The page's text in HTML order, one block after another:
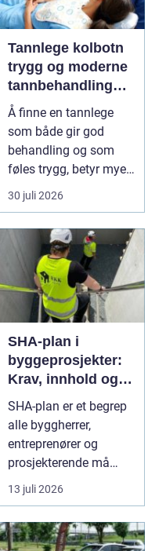
Tannlege kolbotn
trygg og moderne
tannbehandling
nær deg
Å finne en tannlege
som både gir god
behandling og som
føles trygg, betyr mye
for de fleste. Mange
ø...
30 juli 2026
SHA-plan i
byggeprosjekter:
Krav, innhold og
praktisk nytte
SHA-plan er et begrep
alle byggherrer,
entreprenører og
prosjekterende må
forholde seg ...
13 juli 2026